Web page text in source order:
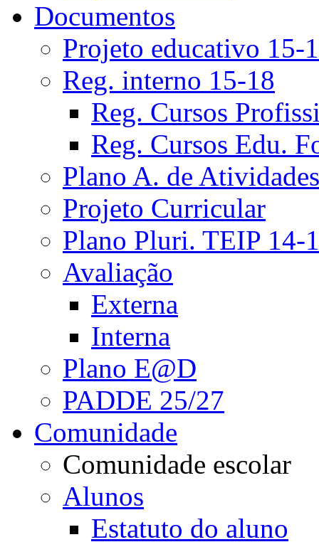
Documentos
Projeto educativo 15-
Reg. interno 15-18
Reg. Cursos
Reg. Cursos Edu.
Plano A. de Atividades
Projeto Curricular
Plano Pluri. TEIP 14-
Avaliação
Externa
Interna
Plano E@D
PADDE 25/27
Comunidade
Comunidade escolar
Alunos
Estatuto do aluno